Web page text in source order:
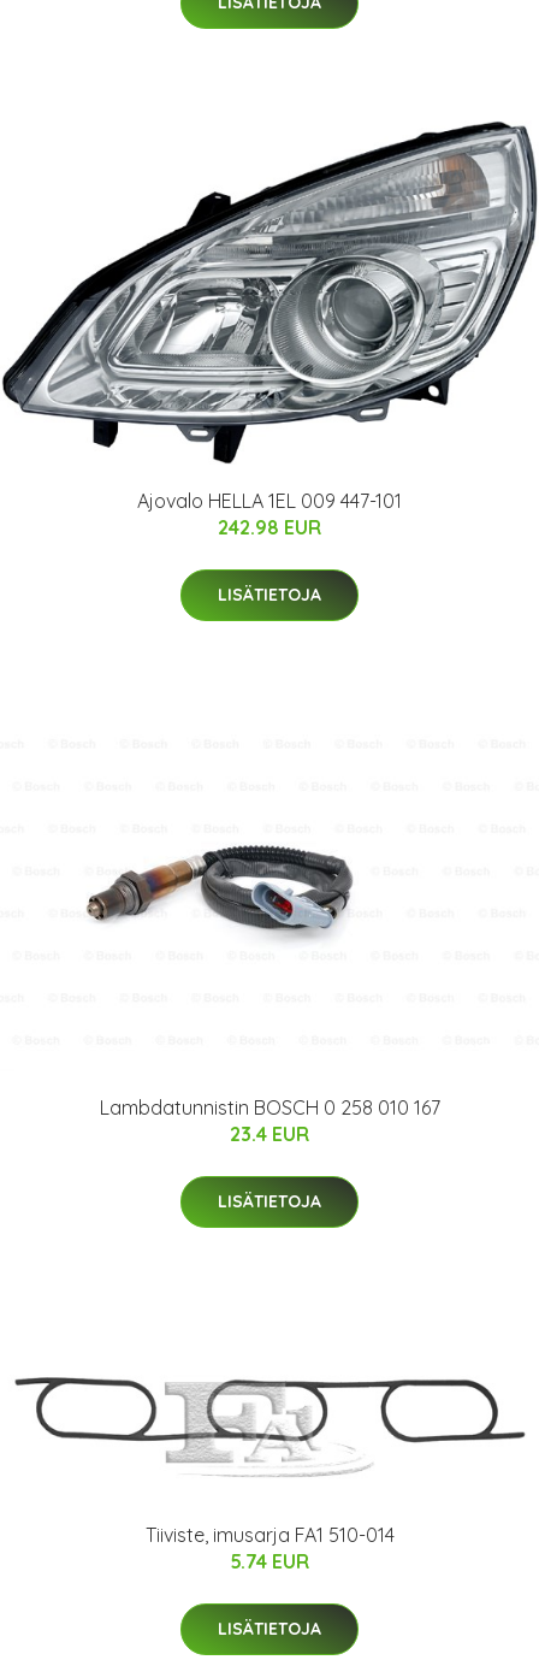
Ajovalo HELLA 1EL 009 447-101
242.98 EUR
LISÄTIETOJA
Lambdatunnistin BOSCH 0 258 010 167
23.4 EUR
LISÄTIETOJA
Tiiviste, imusarja FA1 510-014
5.74 EUR
LISÄTIETOJA